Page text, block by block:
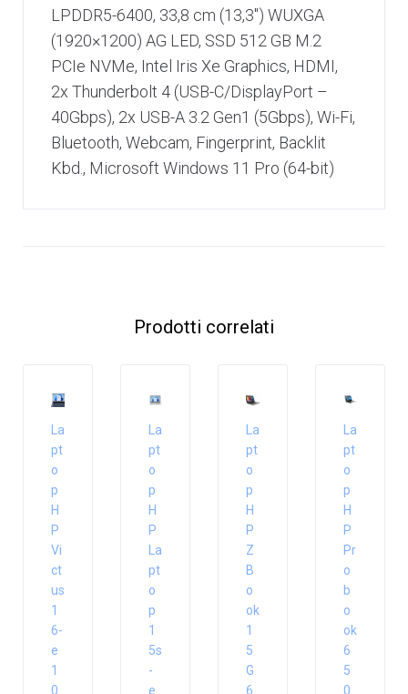
LPDDR5-6400, 33,8 cm (13,3″) WUXGA
(1920×1200) AG LED, SSD 512 GB M.2
PCIe NVMe, Intel Iris Xe Graphics, HDMI,
2x Thunderbolt 4 (USB-C/DisplayPort –
40Gbps), 2x USB-A 3.2 Gen1 (5Gbps), Wi-Fi,
Bluetooth, Webcam, Fingerprint, Backlit
Kbd., Microsoft Windows 11 Pro (64-bit)
Prodotti correlati
La
pt
o
p
H
P
Vi
ct
us
1
6-
e
1
0
La
pt
o
p
H
P
La
pt
o
p
1
5s
-
e
La
pt
o
p
H
P
Z
B
o
ok
1
5
G
6
La
pt
o
p
H
P
Pr
o
b
o
ok
6
5
0